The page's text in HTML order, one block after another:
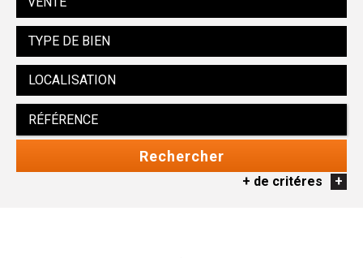
Rechercher
+ de critéres +